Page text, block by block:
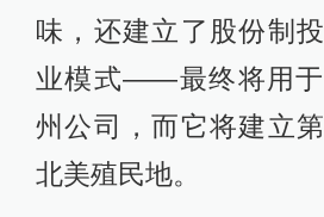
味，还建立了股份制
业模式——最终将用于
州公司，而它将建立
北美殖民地。